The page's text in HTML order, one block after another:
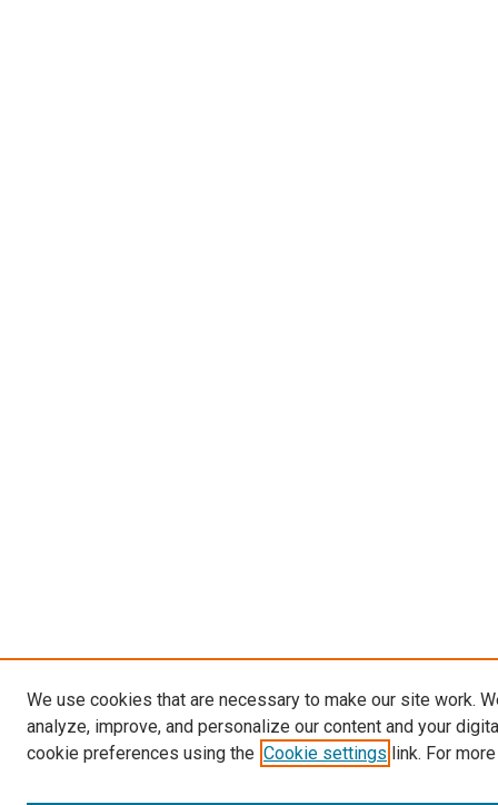
We use cookies that are necessary to make our site work.
analyze, improve, and personalize our content and your
cookie preferences using the Cookie settings link. For